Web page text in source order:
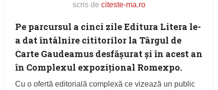
scris de citeste-ma.ro
Pe parcursul a cinci zileEditura Litera le-
a dat întâlnire cititorilor la Târgul de
Carte Gaudeamus desfășurat și în acest an
în Complexul expozițional Romexpo.
Cu o ofertă editorială complexă ce vizează un public